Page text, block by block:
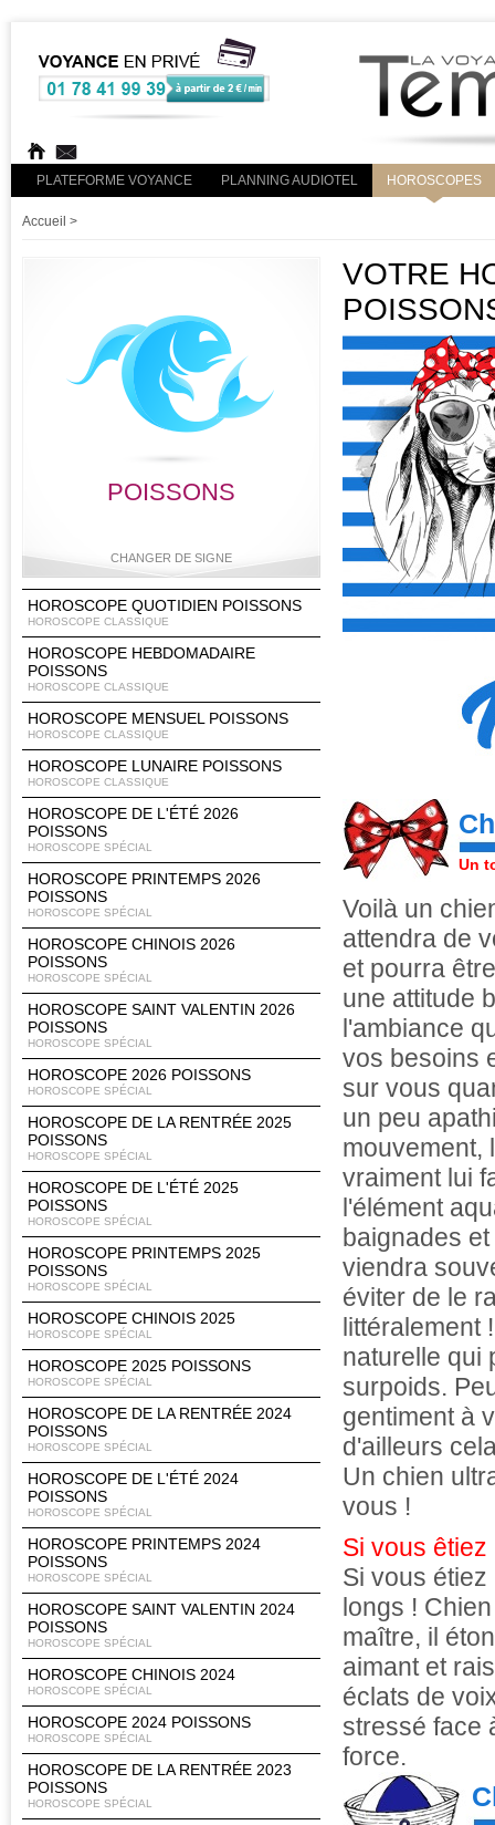
PLATEFORME VOYANCE PLANNING AUDIOTEL HOROSCOPES
Accueil >
POISSONS
CHANGER DE SIGNE
Bélier Taureau Gémeaux Cancer
Lion Vierge Balance Scorpion
Sagittaire Capricorne Verseau Poissons
HOROSCOPE QUOTIDIEN POISSONS
HOROSCOPE CLASSIQUE
HOROSCOPE HEBDOMADAIRE
POISSONS
HOROSCOPE CLASSIQUE
HOROSCOPE MENSUEL POISSONS
HOROSCOPE CLASSIQUE
HOROSCOPE LUNAIRE POISSONS
HOROSCOPE CLASSIQUE
HOROSCOPE DE L'ÉTÉ 2026
POISSONS
HOROSCOPE SPÉCIAL
HOROSCOPE PRINTEMPS 2026
POISSONS
HOROSCOPE SPÉCIAL
HOROSCOPE CHINOIS 2026
POISSONS
HOROSCOPE SPÉCIAL
HOROSCOPE SAINT VALENTIN 2026
POISSONS
HOROSCOPE SPÉCIAL
HOROSCOPE 2026 POISSONS
HOROSCOPE SPÉCIAL
HOROSCOPE DE LA RENTRÉE 2025
POISSONS
HOROSCOPE SPÉCIAL
HOROSCOPE DE L'ÉTÉ 2025
POISSONS
HOROSCOPE SPÉCIAL
HOROSCOPE PRINTEMPS 2025
POISSONS
HOROSCOPE SPÉCIAL
HOROSCOPE CHINOIS 2025
HOROSCOPE SPÉCIAL
HOROSCOPE 2025 POISSONS
HOROSCOPE SPÉCIAL
HOROSCOPE DE LA RENTRÉE 2024
POISSONS
HOROSCOPE SPÉCIAL
HOROSCOPE DE L'ÉTÉ 2024
POISSONS
HOROSCOPE SPÉCIAL
HOROSCOPE PRINTEMPS 2024
POISSONS
HOROSCOPE SPÉCIAL
HOROSCOPE SAINT VALENTIN 2024
POISSONS
HOROSCOPE SPÉCIAL
HOROSCOPE CHINOIS 2024
HOROSCOPE SPÉCIAL
HOROSCOPE 2024 POISSONS
HOROSCOPE SPÉCIAL
HOROSCOPE DE LA RENTRÉE 2023
POISSONS
HOROSCOPE SPÉCIAL
VOTRE
Un
Voilà un
attendra de
et pourra
une attitude
l'ambiance
vos besoins
sur vous
un peu
mouvement,
vraiment lui
l'élément
baignades
viendra
éviter de le
littéralement
naturelle qui
surpoids.
gentiment à
d'ailleurs
Un chien
vous !
Si vous
Si vous
longs !
maître, il
aimant et
éclats de
stressé face
force.